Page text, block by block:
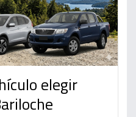
elegir